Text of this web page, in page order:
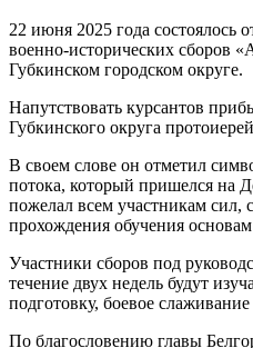
22 июня 2025 года состоялось
военно-исторических сборов
Губкинском городском округе.
Напутствовать курсантов
Губкинского округа
В своем слове он отметил
потока, который пришелся на
пожелал всем участникам сил,
прохождения обучения основам
Участники сборов под
течение двух недель будут
подготовку, боевое
По благословению главы